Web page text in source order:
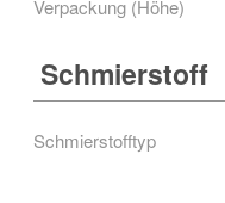
Verpackung (Höhe)
Schmierstoff
Schmierstofftyp